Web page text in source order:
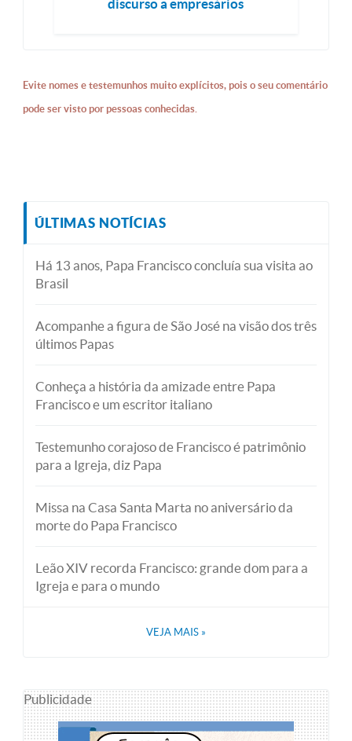
discurso a empresários
Evite nomes e testemunhos muito explícitos, pois o seu comentário
pode ser visto por pessoas conhecidas.
ÚLTIMAS NOTÍCIAS
Há 13 anos, Papa Francisco concluía sua visita ao
Brasil
Acompanhe a figura de São José na visão dos três
últimos Papas
Conheça a história da amizade entre Papa
Francisco e um escritor italiano
Testemunho corajoso de Francisco é patrimônio
para a Igreja, diz Papa
Missa na Casa Santa Marta no aniversário da
morte do Papa Francisco
Leão XIV recorda Francisco: grande dom para a
Igreja e para o mundo
VEJA MAIS »
Publicidade